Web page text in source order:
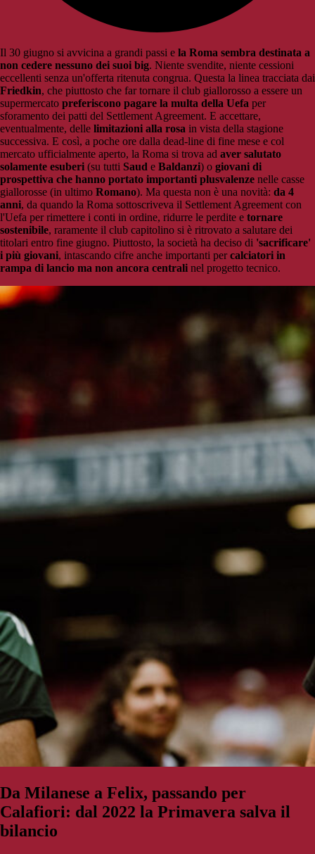
Il 30 giugno si avvicina a grandi passi e la Roma sembra destinata a
non cedere nessuno dei suoi big. Niente svendite, niente cessioni
eccellenti senza un'offerta ritenuta congrua. Questa la linea tracciata dai
Friedkin, che piuttosto che far tornare il club giallorosso a essere un
supermercato preferiscono pagare la multa della Uefa per
sforamento dei patti del Settlement Agreement. E accettare,
eventualmente, delle limitazioni alla rosa in vista della stagione
successiva. E così, a poche ore dalla dead-line di fine mese e col
mercato ufficialmente aperto, la Roma si trova ad aver salutato
solamente esuberi (su tutti Saud e Baldanzi) o giovani di
prospettiva che hanno portato importanti plusvalenze nelle casse
giallorosse (in ultimo Romano). Ma questa non è una novità: da 4
anni, da quando la Roma sottoscriveva il Settlement Agreement con
l'Uefa per rimettere i conti in ordine, ridurre le perdite e tornare
sostenibile, raramente il club capitolino si è ritrovato a salutare dei
titolari entro fine giugno. Piuttosto, la società ha deciso di 'sacrificare'
i più giovani, intascando cifre anche importanti percalciatori in
rampa di lancio ma non ancora centrali nel progetto tecnico.
Da Milanese a Felix, passando per
Calafiori: dal 2022 la Primavera salva il
bilancio